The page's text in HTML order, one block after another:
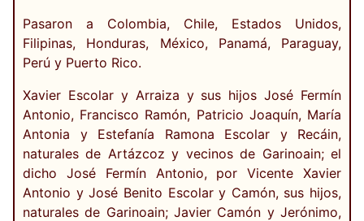
Pasaron a Colombia, Chile, Estados Unidos,
Filipinas, Honduras, México, Panamá, Paraguay,
Perú y Puerto Rico.
Xavier Escolar y Arraiza y sus hijos José Fermín
Antonio, Francisco Ramón, Patricio Joaquín, María
Antonia y Estefanía Ramona Escolar y Recáin,
naturales de Artázcoz y vecinos de Garinoain; el
dicho José Fermín Antonio, por Vicente Xavier
Antonio y José Benito Escolar y Camón, sus hijos,
naturales de Garinoain; Javier Camón y Jerónimo,